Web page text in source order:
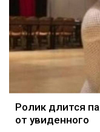
Ролик длится
от увиденного